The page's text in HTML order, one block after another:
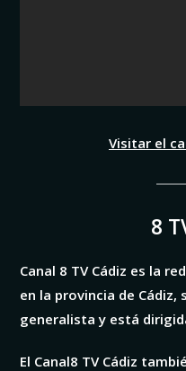
Visitar el
8
Canal 8 TV Cádiz es la
en la provincia de Cádiz,
generalista y está
El Canal8 TV Cádiz